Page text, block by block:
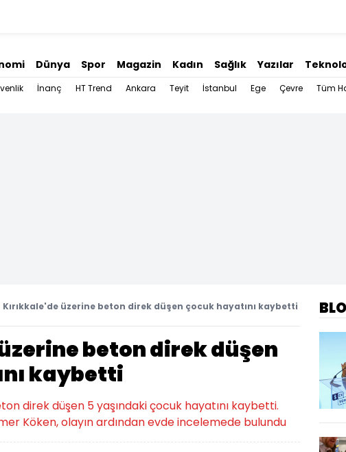
Dünya Spor Magazin Kadın Sağlık Yazılar
İnanç HT Trend Ankara Teyit İstanbul Ege Çevre Tüm
Kırıkkale'de üzerine beton direk düşen çocuk hayatını kaybetti
beton direk düşen
kaybetti
direk düşen 5 yaşındaki çocuk hayatını kaybetti.
Köken, olayın ardından evde incelemede bulundu